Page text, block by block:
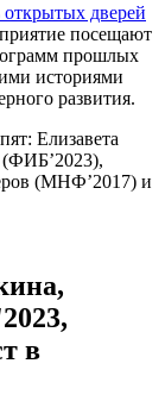
открытых дверей
посещают
прошлых
историями
развития.
Елизавета
(МНФ’2017) и
в